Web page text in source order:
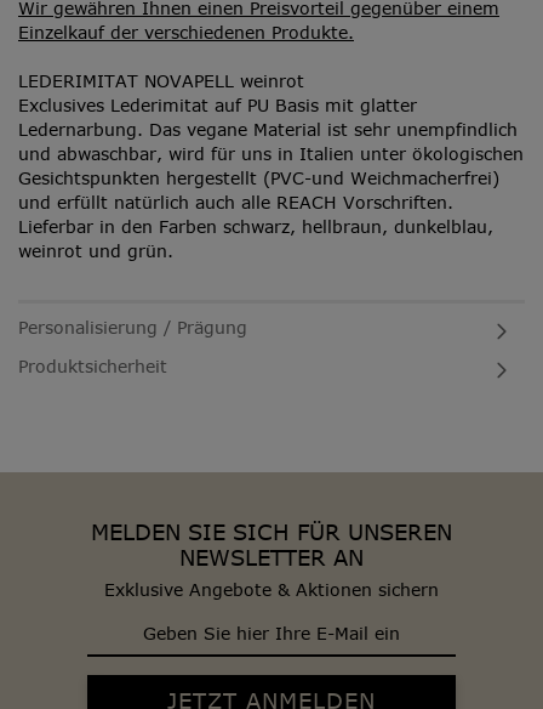
Wir gewähren Ihnen einen Preisvorteil gegenüber einem
Einzelkauf der verschiedenen Produkte.
LEDERIMITAT NOVAPELL weinrot
Exclusives Lederimitat auf PU Basis mit glatter
Ledernarbung. Das vegane Material ist sehr unempfindlich
und abwaschbar, wird für uns in Italien unter ökologischen
Gesichtspunkten hergestellt (PVC-und Weichmacherfrei)
und erfüllt natürlich auch alle REACH Vorschriften.
Lieferbar in den Farben schwarz, hellbraun, dunkelblau,
weinrot und grün.
Personalisierung / Prägung
Produktsicherheit
MELDEN SIE SICH FÜR UNSEREN
NEWSLETTER AN
Exklusive Angebote & Aktionen sichern